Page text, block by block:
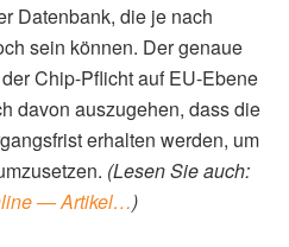
Datenbank, die je nach
sein können. Der genaue
Chip-Pflicht auf EU-Ebene
davon auszugehen, dass die
erhalten werden, um
(Lesen Sie auch:
— Artikel…)